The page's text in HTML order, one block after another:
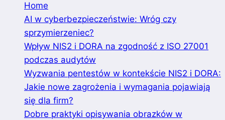
Home
AI w cyberbezpieczeństwie: Wróg czy
sprzymierzeniec?
Wpływ NIS2 i DORA na zgodność z ISO 27001
podczas audytów
Wyzwania pentestów w kontekście NIS2 i DORA:
Jakie nowe zagrożenia i wymagania pojawiają
się dla firm?
Dobre praktyki opisywania obrazków w